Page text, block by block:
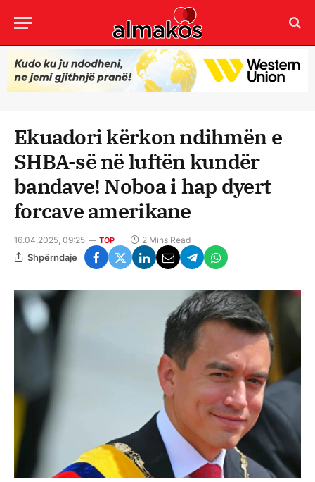
Ekuadori kërkon ndihmën e
SHBA-së në luftën kundër
bandave! Noboa i hap dyert
forcave amerikane
16.04.2025, 09:25 TOP 2 Mins Read
Shpërndaje